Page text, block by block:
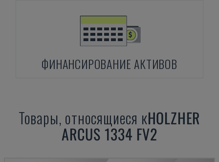
ФИНАНСИРОВАНИЕ АКТИВОВ
Товары, относящиеся кHOLZHER
ARCUS 1334 FV2